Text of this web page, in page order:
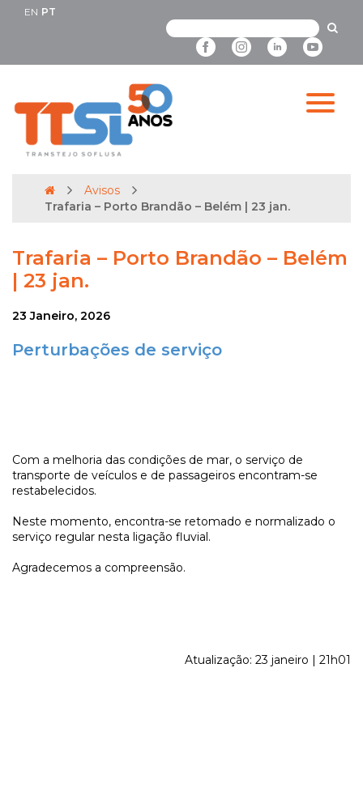
EN PT
Avisos
Trafaria – Porto Brandão – Belém | 23 jan.
Trafaria – Porto Brandão – Belém
| 23 jan.
23 Janeiro, 2026
Perturbações de serviço
Com a melhoria das condições de mar, o serviço de
transporte de veículos e de passageiros encontram-se
restabelecidos.
Neste momento, encontra-se retomado e normalizado o
serviço regular nesta ligação fluvial.
Agradecemos a compreensão.
Atualização: 23 janeiro | 21h01